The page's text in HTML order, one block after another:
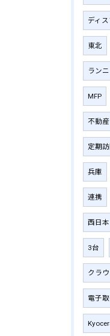
ディ
東北
ラン
MFP
不動産
定期訪
兵庫
連携
西日本
3台
クラ
電子取